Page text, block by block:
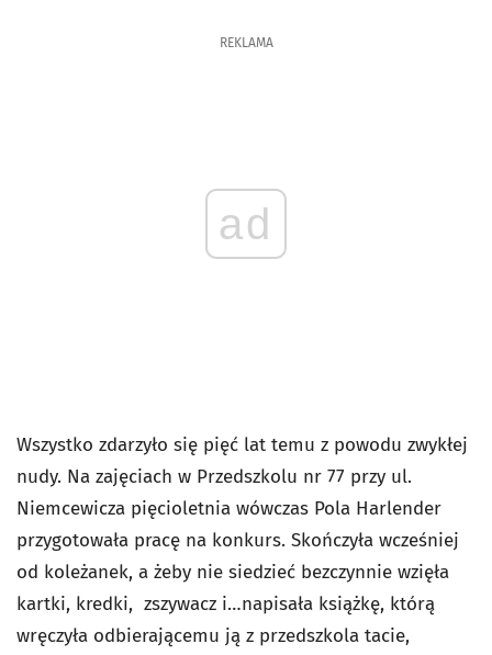
REKLAMA
ad
Wszystko zdarzyło się pięć lat temu z powodu zwykłej
nudy. Na zajęciach w Przedszkolu nr 77 przy ul.
Niemcewicza pięcioletnia wówczas Pola Harlender
przygotowała pracę na konkurs. Skończyła wcześniej
od koleżanek, a żeby nie siedzieć bezczynnie wzięła
kartki, kredki, zszywacz i…napisała książkę, którą
wręczyła odbierającemu ją z przedszkola tacie,